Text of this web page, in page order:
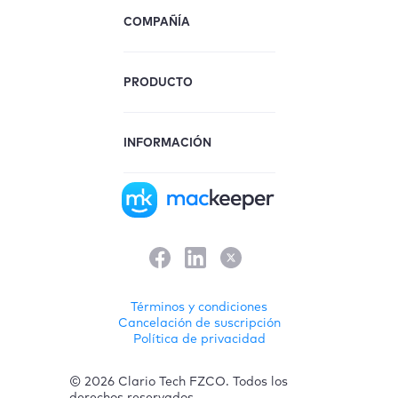
COMPAÑÍA
PRODUCTO
INFORMACIÓN
Términos y condiciones
Cancelación de suscripción
Política de privacidad
© 2026 Clario Tech FZCO. Todos los